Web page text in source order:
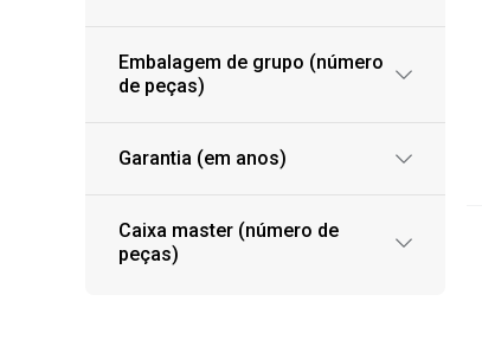
Embalagem de grupo (número
de peças)
Garantia (em anos)
Caixa master (número de
peças)